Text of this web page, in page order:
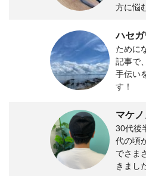
方に悩
ハセガ
ために
記事で
手伝い
す！
マケ
30代後
代の頃
でさま
きまし